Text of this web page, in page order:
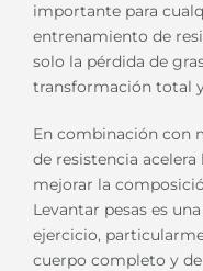
importante para
entrenamiento de
solo la pérdida de
transformación total
En combinación con
de resistencia acelera
mejorar la
Levantar pesas es
ejercicio,
cuerpo completo y